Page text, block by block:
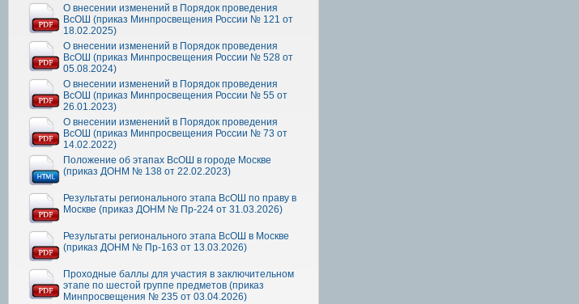
О внесении изменений в Порядок проведения
ВсОШ (приказ Минпросвещения России № 121 от
18.02.2025)
О внесении изменений в Порядок проведения
ВсОШ (приказ Минпросвещения России № 528 от
05.08.2024)
О внесении изменений в Порядок проведения
ВсОШ (приказ Минпросвещения России № 55 от
26.01.2023)
О внесении изменений в Порядок проведения
ВсОШ (приказ Минпросвещения России № 73 от
14.02.2022)
Положение об этапах ВсОШ в городе Москве
(приказ ДОНМ № 138 от 22.02.2023)
Результаты регионального этапа ВсОШ по праву в
Москве (приказ ДОНМ № Пр-224 от 31.03.2026)
Результаты регионального этапа ВсОШ в Москве
(приказ ДОНМ № Пр-163 от 13.03.2026)
Проходные баллы для участия в заключительном
этапе по шестой группе предметов (приказ
Минпросвещения № 235 от 03.04.2026)